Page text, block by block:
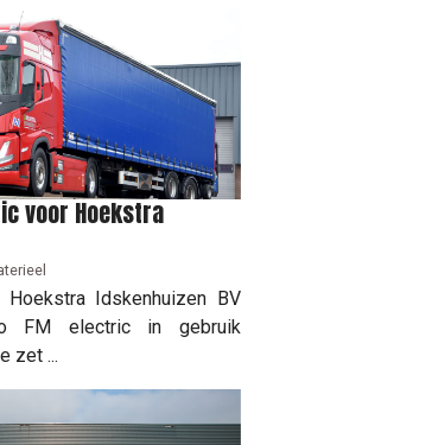
voor Hoekstra
Hoekstra Idskenhuizen BV
FM electric in gebruik
zet ...